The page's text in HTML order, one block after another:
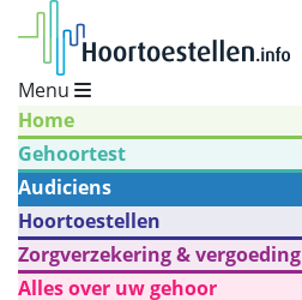
Menu
Home
Gehoortest
Audiciens
Hoortoestellen
Zorgverzekering & vergoeding
Alles over uw gehoor